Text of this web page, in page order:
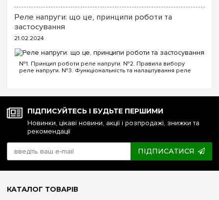
1...
Реле напруги: що це, принципи роботи та
застосування
21.02.2024
№1. Принцип роботи реле напруги. №2. Правила вибору
реле напруги. №3. Функціональність та налаштування реле
ПІДПИСУЙТЕСЬ І БУДЬТЕ ПЕРШИМИ
Новинки, цікаві новини, акції і розпродажі, знижки та
рекомендації
ПІДПИСАТИСЯ
КАТАЛОГ ТОВАРІВ